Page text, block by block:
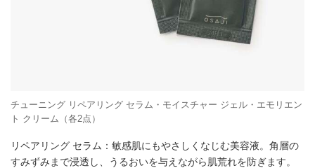
チューニング リペアリング セラム・モイスチャー ジェル・エモリエン
ト クリーム（各2点）
リペアリング セラム：敏感肌にもやさしくなじむ美容液。角層の
すみずみまで浸透し、うるおいを与えながら肌荒れを防ぎます。